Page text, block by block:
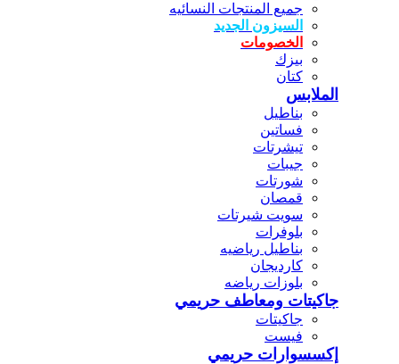
جميع المنتجات النسائيه
السيزون الجديد
الخصومات
بيزك
كتان
الملابس
بناطيل
فساتين
تيشرتات
جيبات
شورتات
قمصان
سويت شيرتات
بلوفرات
بناطيل رياضيه
كارديجان
بلوزات رياضه
جاكيتات ومعاطف حريمي
جاكيتات
فيست
إكسسوارات حريمي